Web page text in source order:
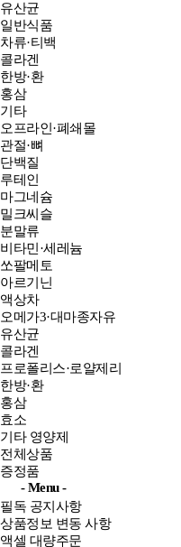
유산균
일반식품
차류·티백
콜라겐
한방·환
홍삼
기타
오프라인·폐쇄몰
관절·뼈
단백질
루테인
마그네슘
밀크씨슬
분말류
비타민·세레늄
쏘팔메토
아르기닌
액상차
오메가3·대마종자유
유산균
콜라겐
프로폴리스·로얄제리
한방·환
홍삼
효소
기타 영양제
전체상품
증정품
- Menu -
필독 공지사항
상품정보 변동 사항
액셀 대량주문